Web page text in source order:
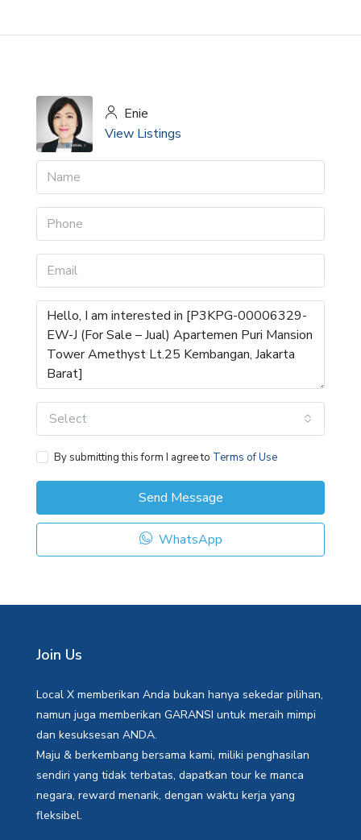
Enie
View Listings
Select
By submitting this form I agree to Terms of Use
Send Message
WhatsApp
Join Us
Local X memberikan Anda bukan hanya sekedar pilihan,
namun juga memberikan GARANSI untuk meraih mimpi
dan kesuksesan ANDA.
Maju & berkembang bersama kami, miliki penghasilan
sendiri yang tidak terbatas, dapatkan tour ke manca
negara, reward menarik, dengan waktu kerja yang
fleksibel.